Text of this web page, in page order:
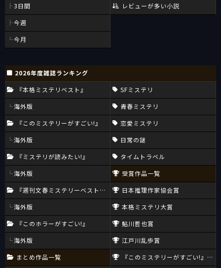
3日間
今週
今月
レビューが多い小説
2026年度雑誌ランキング
『本格ミステリベスト』
海外版
『このミステリーがすごい!』
海外版
『ミステリが読みたい!』
海外版
『週刊文春ミステリーベスト10』
海外版
『このホラーがすごい!』
海外版
まとめ作品一覧
SFミステリ
青春ミステリ
恋愛ミステリ
日常の謎
タイムトラベル
受賞作品一覧
日本推理作家協会賞
本格ミステリ大賞
鮎川哲也賞
江戸川乱歩賞
『このミステリーがすごい!』大賞